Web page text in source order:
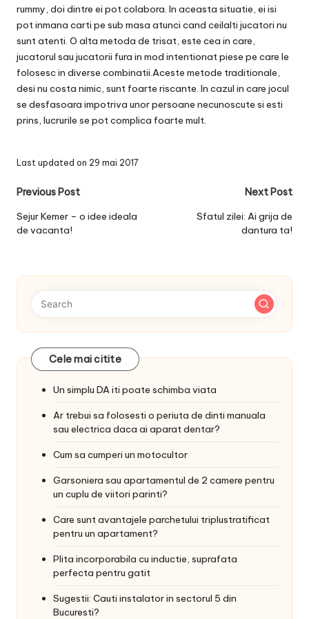
rummy, doi dintre ei pot colabora. In aceasta situatie, ei isi
pot inmana carti pe sub masa atunci cand ceilalti jucatori nu
sunt atenti. O alta metoda de trisat, este cea in care,
jucatorul sau jucatorii fura in mod intentionat piese pe care le
folosesc in diverse combinatii.Aceste metode traditionale,
desi nu costa nimic, sunt foarte riscante. In cazul in care jocul
se desfasoara impotriva unor persoane necunoscute si esti
prins, lucrurile se pot complica foarte mult.
Last updated on 29 mai 2017
Post
navigation
Previous Post
Sejur Kemer – o idee ideala
de vacanta!
Next Post
Sfatul zilei: Ai grija de
dantura ta!
Cele mai citite
Un simplu DA iti poate schimba viata
Ar trebui sa folosesti o periuta de dinti manuala
sau electrica daca ai aparat dentar?
Cum sa cumperi un motocultor
Garsoniera sau apartamentul de 2 camere pentru
un cuplu de viitori parinti?
Care sunt avantajele parchetului triplustratificat
pentru un apartament?
Plita incorporabila cu inductie, suprafata
perfecta pentru gatit
Sugestii: Cauti instalator in sectorul 5 din
Bucuresti?